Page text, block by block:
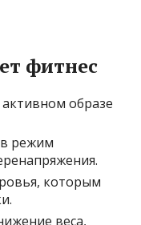
фитнес
образе
режим
которым
веса,